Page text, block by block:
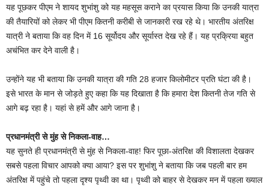
यह पूछकर पीएम ने शायद शुभांशु को यह महसूस कराने का प्रयास किया कि उनकी यात्रा
की तैयारियों को लेकर भी पीएम कितनी करीबी से जानकारी रख रहे थे। भारतीय अंतरिक्ष
यात्री ने बताया कि वह दिन में 16 सूर्योदय और सूर्यास्त देख रहे हैं। यह प्रक्रिया बहुत
अचंभित कर देने वाली है।
उन्होंने यह भी बताया कि उनकी यात्रा की गति 28 हजार किलोमीटर प्रति घंटा की है।
इसे भारत के मान से जोड़ते हुए कहा कि यह दिखाता है कि हमारा देश कितनी तेज गति से
आगे बढ़ रहा है। यहां से हमें और आगे जाना है।
प्रधानमंत्री से मुंह से निकला-वाह…
यह सुनते ही प्रधानमंत्री से मुंह से निकला-वाह! फिर पूछा-अंतरिक्ष की विशालता देखकर
सबसे पहला विचार आपको क्या आया? इस पर शुभांशु ने बताया कि जब पहली बार हम
अंतरिक्ष में पहुंचे तो पहला दृश्य पृथ्वी का था। पृथ्वी को बाहर से देखकर मन में पहला ख्याल